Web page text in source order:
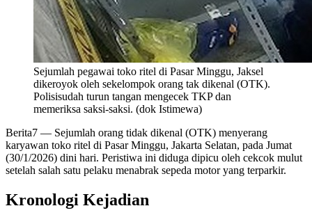
Sejumlah pegawai toko ritel di Pasar Minggu, Jaksel
dikeroyok oleh sekelompok orang tak dikenal (OTK).
Polisisudah turun tangan mengecek TKP dan
memeriksa saksi-saksi. (dok Istimewa)
Berita7 — Sejumlah orang tidak dikenal (OTK) menyerang
karyawan toko ritel di Pasar Minggu, Jakarta Selatan, pada Jumat
(30/1/2026) dini hari. Peristiwa ini diduga dipicu oleh cekcok mulut
setelah salah satu pelaku menabrak sepeda motor yang terparkir.
Kronologi Kejadian